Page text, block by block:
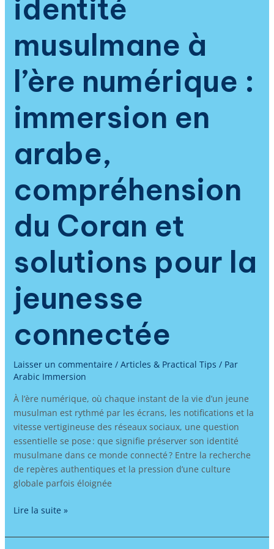
identité
musulmane à
l’ère numérique :
immersion en
arabe,
compréhension
du Coran et
solutions pour la
jeunesse
connectée
Laisser un commentaire / Articles & Practical Tips / Par
Arabic Immersion
À l’ère numérique, où chaque instant de la vie d’un jeune
musulman est rythmé par les écrans, les notifications et la
vitesse vertigineuse des réseaux sociaux, une question
essentielle se pose : que signifie préserver son identité
musulmane dans ce monde connecté ? Entre la recherche
de repères authentiques et la pression d’une culture
globale parfois éloignée
Lire la suite »